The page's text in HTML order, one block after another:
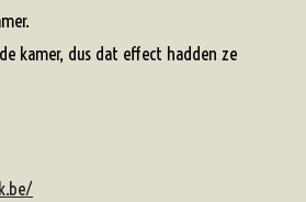
kamer, dus dat effect hadden ze